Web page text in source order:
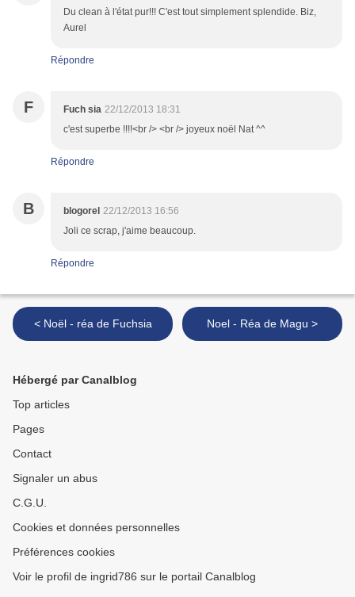
Du clean à l'état pur!!! C'est tout simplement splendide. Biz,
Aurel
Répondre
F Fuch sia 22/12/2013 18:31
c'est superbe !!!!<br /> <br /> joyeux noël Nat ^^
Répondre
B blogorel 22/12/2013 16:56
Joli ce scrap, j'aime beaucoup.
Répondre
< Noël - réa de Fuchsia Noel - Réa de Magu >
Hébergé par Canalblog
Top articles
Pages
Contact
Signaler un abus
C.G.U.
Cookies et données personnelles
Préférences cookies
Voir le profil de ingrid786 sur le portail Canalblog